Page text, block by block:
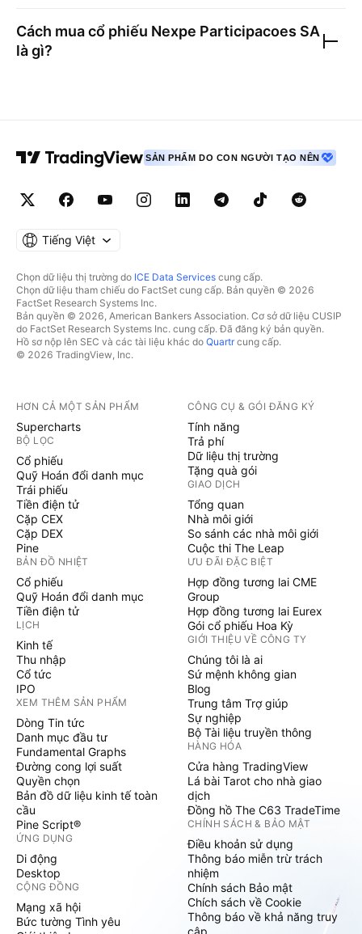
Cách mua cổ phiếu Nexpe Participacoes SA
là gì?
SẢN PHẨM DO CON NGƯỜI TẠO NÊN
Tiếng Việt
Chọn dữ liệu thị trường do ICE Data Services cung cấp.
Chọn dữ liệu tham chiếu do FactSet cung cấp. Bản quyền © 2026
FactSet Research Systems Inc.
Bản quyền © 2026, American Bankers Association. Cơ sở dữ liệu CUSIP
do FactSet Research Systems Inc. cung cấp. Đã đăng ký bản quyền.
Hồ sơ nộp lên SEC và các tài liệu khác do Quartrcung cấp.
© 2026 TradingView, Inc.
HƠN CẢ MỘT SẢN PHẨM
Supercharts
BỘ LỌC
Cổ phiếu
Quỹ Hoán đổi danh mục
Trái phiếu
Tiền điện tử
Cặp CEX
Cặp DEX
Pine
BẢN ĐỒ NHIỆT
Cổ phiếu
Quỹ Hoán đổi danh mục
Tiền điện tử
LỊCH
Kinh tế
Thu nhập
Cổ tức
IPO
XEM THÊM SẢN PHẨM
Dòng Tin tức
Danh mục đầu tư
Fundamental Graphs
Đường cong lợi suất
Quyền chọn
Bản đồ dữ liệu kinh tế toàn
cầu
Pine Script®
ỨNG DỤNG
Di động
Desktop
CỘNG ĐỒNG
Mạng xã hội
Bức tường Tình yêu
CÔNG CỤ & GÓI ĐĂNG KÝ
Tính năng
Trả phí
Dữ liệu thị trường
Tặng quà gói
GIAO DỊCH
Tổng quan
Nhà môi giới
So sánh các nhà môi giới
Cuộc thi The Leap
ƯU ĐÃI ĐẶC BIỆT
Hợp đồng tương lai CME
Group
Hợp đồng tương lai Eurex
Gói cổ phiếu Hoa Kỳ
GIỚI THIỆU VỀ CÔNG TY
Chúng tôi là ai
Sứ mệnh không gian
Blog
Trung tâm Trợ giúp
Sự nghiệp
Bộ Tài liệu truyền thông
HÀNG HÓA
Cửa hàng TradingView
Lá bài Tarot cho nhà giao
dịch
Đồng hồ The C63 TradeTime
CHÍNH SÁCH & BẢO MẬT
Điều khoản sử dụng
Thông báo miễn trừ trách
nhiệm
Chính sách Bảo mật
Chích sách về Cookie
Thông báo về khả năng truy
cập